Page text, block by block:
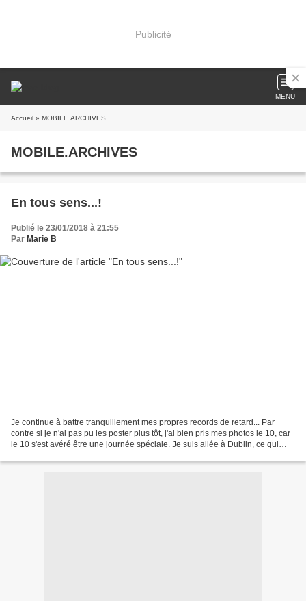
Publicité
MENU
Accueil » MOBILE.ARCHIVES
MOBILE.ARCHIVES
En tous sens...!
Publié le 23/01/2018 à 21:55
Par Marie B
Je continue à battre tranquillement mes propres records de retard... Par
contre si je n'ai pas pu les poster plus tôt, j'ai bien pris mes photos le 10, car
le 10 s'est avéré être une journée spéciale. Je suis allée à Dublin, ce qui